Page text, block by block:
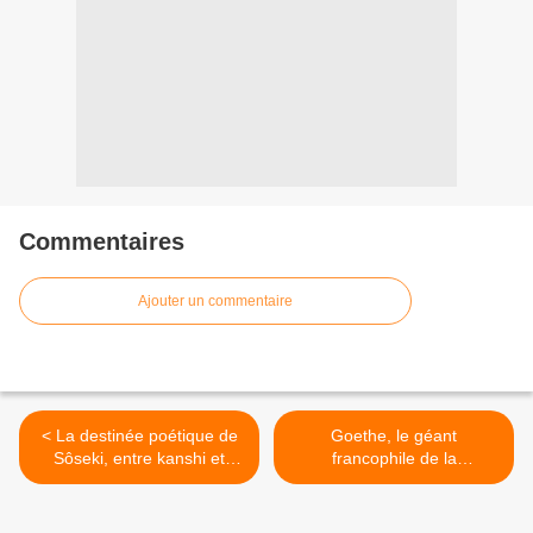
Commentaires
Ajouter un commentaire
< La destinée poétique de
Sôseki, entre kanshi et
haïku.
Goethe, le géant
francophile de la
weltliteratur : Goethe et la